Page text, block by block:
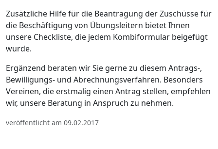
Zusätzliche Hilfe für die Beantragung der Zuschüsse für
die Beschäftigung von Übungsleitern bietet Ihnen
unsere Checkliste, die jedem Kombiformular beigefügt
wurde.
Ergänzend beraten wir Sie gerne zu diesem Antrags-,
Bewilligungs- und Abrechnungsverfahren. Besonders
Vereinen, die erstmalig einen Antrag stellen, empfehlen
wir, unsere Beratung in Anspruch zu nehmen.
veröffentlicht am 09.02.2017